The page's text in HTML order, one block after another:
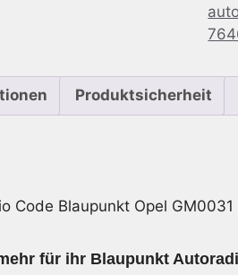
646
222
Produktsicherheit
Code Blaupunkt Opel
für ihr Blaupunkt